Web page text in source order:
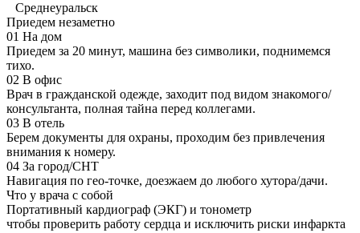
Среднеуральск
Приедем незаметно
01 На дом
Приедем за 20 минут, машина без символики, поднимемся
тихо.
02 В офис
Врач в гражданской одежде, заходит под видом знакомого/
консультанта, полная тайна перед коллегами.
03 В отель
Берем документы для охраны, проходим без привлечения
внимания к номеру.
04 За город/СНТ
Навигация по гео-точке, доезжаем до любого хутора/дачи.
Что у врача с собой
Портативный кардиограф (ЭКГ) и тонометр
чтобы проверить работу сердца и исключить риски инфаркта